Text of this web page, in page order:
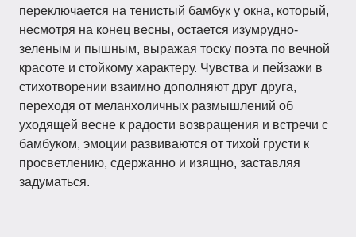
переключается на тенистый бамбук у окна, который,
несмотря на конец весны, остается изумрудно-
зеленым и пышным, выражая тоску поэта по вечной
красоте и стойкому характеру. Чувства и пейзажи в
стихотворении взаимно дополняют друг друга,
переходя от меланхоличных размышлений об
уходящей весне к радости возвращения и встречи с
бамбуком, эмоции развиваются от тихой грусти к
просветлению, сдержанно и изящно, заставляя
задуматься.